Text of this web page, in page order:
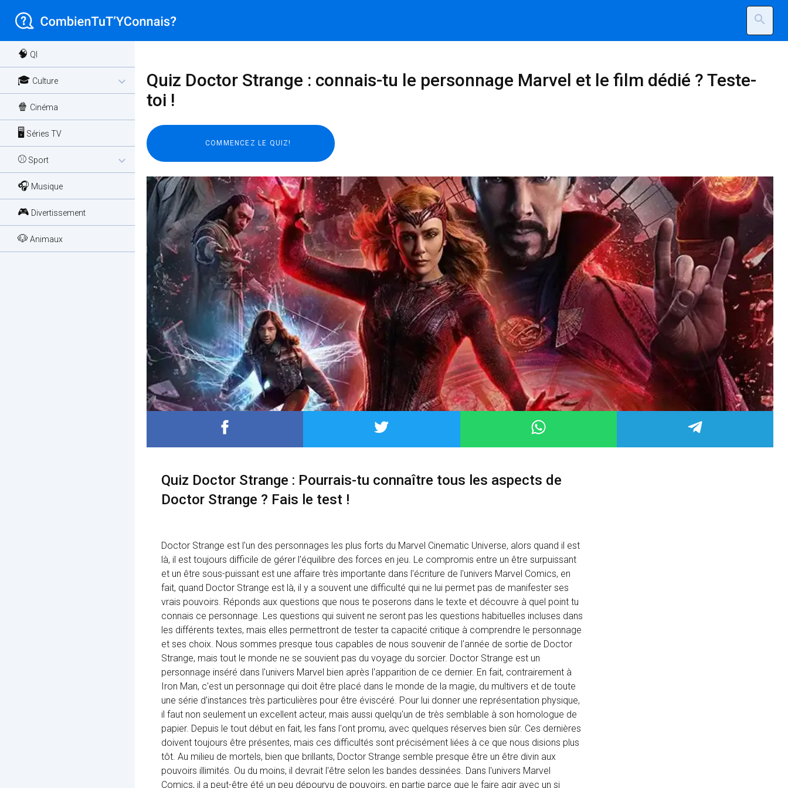
search
🧠 QI
🎓 Culture expand_more
🍿 Cinéma
🖥️ Séries TV
⚾ Sport expand_more
🎧 Musique
🎮 Divertissement
🐶 Animaux
Quiz Doctor Strange : connais-tu le personnage Marvel et le film dédié ? Teste-
toi !
Quiz Doctor Strange : Pourrais-tu connaître tous les aspects de
Doctor Strange ? Fais le test !
Doctor Strange est l'un des personnages les plus forts du Marvel Cinematic Universe, alors quand il est
là, il est toujours difficile de gérer l'équilibre des forces en jeu. Le compromis entre un être surpuissant
et un être sous-puissant est une affaire très importante dans l'écriture de l'univers Marvel Comics, en
fait, quand Doctor Strange est là, il y a souvent une difficulté qui ne lui permet pas de manifester ses
vrais pouvoirs. Réponds aux questions que nous te poserons dans le texte et découvre à quel point tu
connais ce personnage. Les questions qui suivent ne seront pas les questions habituelles incluses dans
les différents textes, mais elles permettront de tester ta capacité critique à comprendre le personnage
et ses choix. Nous sommes presque tous capables de nous souvenir de l'année de sortie de Doctor
Strange, mais tout le monde ne se souvient pas du voyage du sorcier. Doctor Strange est un
personnage inséré dans l'univers Marvel bien après l'apparition de ce dernier. En fait, contrairement à
Iron Man, c'est un personnage qui doit être placé dans le monde de la magie, du multivers et de toute
une série d'instances très particulières pour être éviscéré. Pour lui donner une représentation physique,
il faut non seulement un excellent acteur, mais aussi quelqu'un de très semblable à son homologue de
papier. Depuis le tout début en fait, les fans l'ont promu, avec quelques réserves bien sûr. Ces dernières
doivent toujours être présentes, mais ces difficultés sont précisément liées à ce que nous disions plus
tôt. Au milieu de mortels, bien que brillants, Doctor Strange semble presque être un être divin aux
pouvoirs illimités. Ou du moins, il devrait l'être selon les bandes dessinées. Dans l'univers Marvel
Comics, il a peut-être été un peu dépourvu de pouvoirs, en partie parce que le faire agir avec un si